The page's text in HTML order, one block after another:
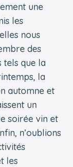
une
les
nous
des
tels que la
la
automne et
un
soirée vin et
n’oublions
les